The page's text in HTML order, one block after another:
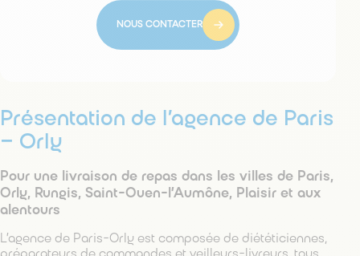
NOUS CONTACTER
Présentation de l’agence de Paris
– Orly
Pour une livraison de repas dans les villes de Paris,
Orly, Rungis, Saint-Ouen-l’Aumône, Plaisir et aux
alentours
L’agence de Paris-Orly est composée de diététiciennes,